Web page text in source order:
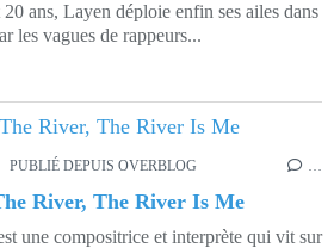
ans, Layen déploie enfin ses ailes dans
les vagues de rappeurs...
PUBLIÉ DEPUIS OVERBLOG
River, The River Is Me
une compositrice et interprète qui vit sur